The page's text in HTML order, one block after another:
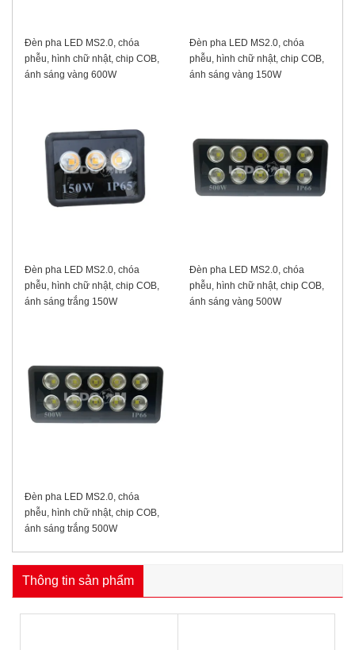
Đèn pha LED MS2.0, chóa
phễu, hình chữ nhật, chip COB,
ánh sáng vàng 600W
Đèn pha LED MS2.0, chóa
phễu, hình chữ nhật, chip COB,
ánh sáng vàng 150W
Đèn pha LED MS2.0, chóa
phễu, hình chữ nhật, chip COB,
ánh sáng trắng 150W
Đèn pha LED MS2.0, chóa
phễu, hình chữ nhật, chip COB,
ánh sáng vàng 500W
Đèn pha LED MS2.0, chóa
phễu, hình chữ nhật, chip COB,
ánh sáng trắng 500W
Thông tin sản phẩm